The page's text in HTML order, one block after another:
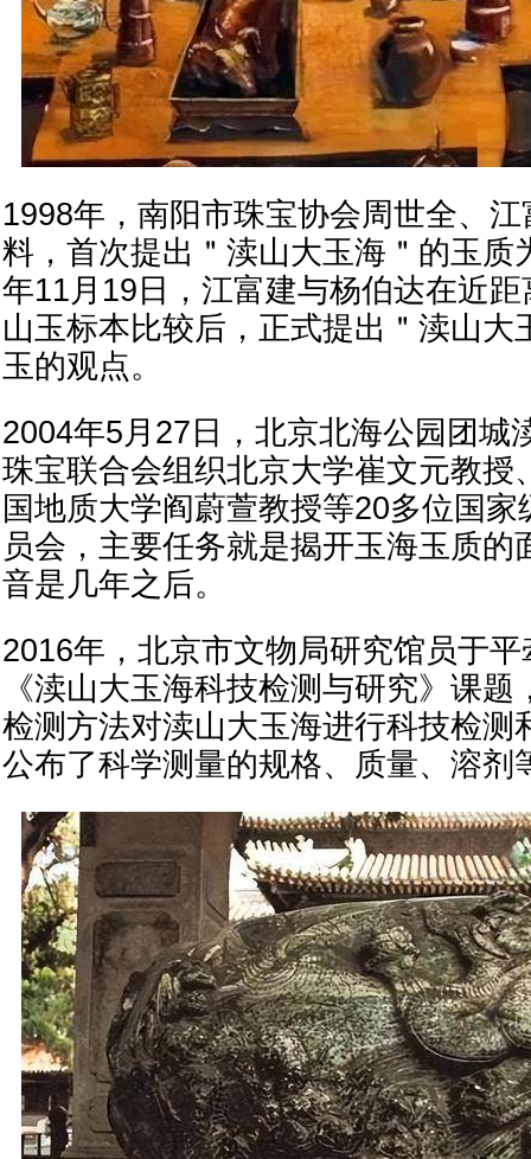
1998年，南阳市珠宝协会周世全、
料，首次提出＂渎山大玉海＂的玉质
年11月19日，江富建与杨伯达在近
山玉标本比较后，正式提出＂渎山大
玉的观点。
2004年5月27日，北京北海公园团城
珠宝联合会组织北京大学崔文元教授
国地质大学阎蔚萱教授等20多位国
员会，主要任务就是揭开玉海玉质的
音是几年之后。
2016年，北京市文物局研究馆员于
《渎山大玉海科技检测与研究》课
检测方法对渎山大玉海进行科技检测
公布了科学测量的规格、质量、溶剂